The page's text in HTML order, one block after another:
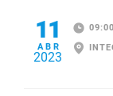
11
ABR
2023
09:00